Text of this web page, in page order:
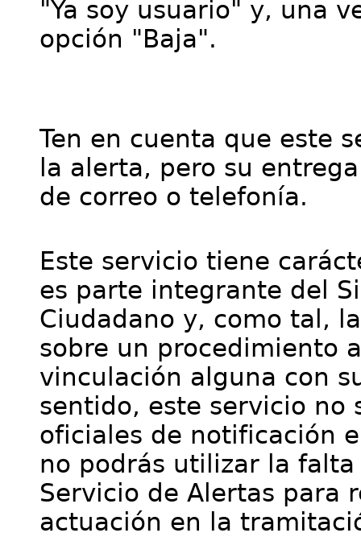
"Ya soy usuario" y, una
opción "Baja".
Ten en cuenta que este
la alerta, pero su
de correo o telefonía.
Este servicio tiene
es parte integrante del
Ciudadano y, como tal,
sobre un procedimiento
vinculación alguna con
sentido, este servicio no
oficiales de notificación
no podrás utilizar la
Servicio de Alertas para
actuación en la